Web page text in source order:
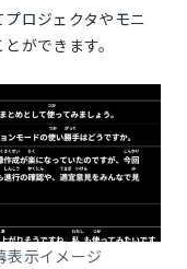
ロジェクタやモニ
ができます。
示イメージ